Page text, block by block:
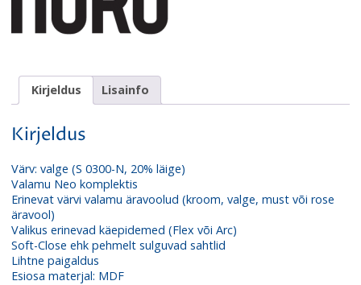
Kirjeldus Lisainfo
Kirjeldus
Värv: valge (S 0300-N, 20% läige)
Valamu Neo komplektis
Erinevat värvi valamu äravoolud (kroom, valge, must või rose
äravool)
Valikus erinevad käepidemed (Flex või Arc)
Soft-Close ehk pehmelt sulguvad sahtlid
Lihtne paigaldus
Esiosa materjal: MDF